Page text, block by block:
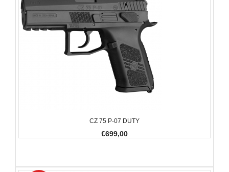
CZ 75 P-07 DUTY
€699,00